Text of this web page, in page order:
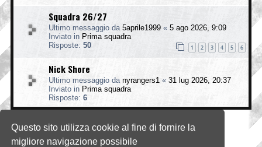
Questo sito utilizza cookie al fine di fornire la
migliore navigazione possibile
Squadra 26/27
Ultimo messaggio da 5aprile1999 « 5 ago 2026, 9:09
Inviato in Prima squadra
Risposte: 50 1 2 3 4 5 6
Nick Shore
Ultimo messaggio da nyrangers1 « 31 lug 2026, 20:37
Inviato in Prima squadra
Risposte: 6